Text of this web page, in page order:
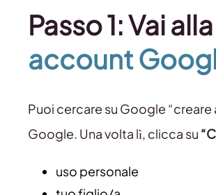
Passo 1: Vai alla
account
Puoi cercare su Google
Google. Una volta lì, clicca su
uso personale